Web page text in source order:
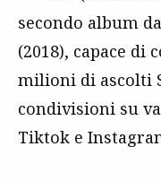
secondo album
(2018), capace
milioni di ascolti
condivisioni su
Tiktok e